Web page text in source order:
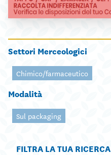
Settori Merceologici
Chimico/farmaceutico
Modalità
Sul packaging
FILTRA LA TUA RICERCA